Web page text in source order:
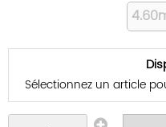
Sélectionnez un article